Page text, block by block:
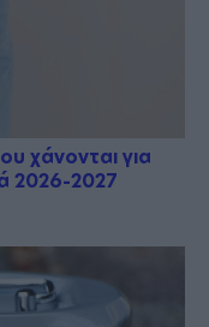
χάνονται για
2026-2027